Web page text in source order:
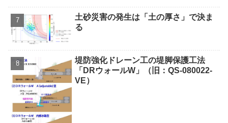
土砂災害の発生は「土の厚さ」で決ま
る
堤防強化ドレーン工の堤脚保護工法
「DRウォールW」（旧：QS-080022-
VE）